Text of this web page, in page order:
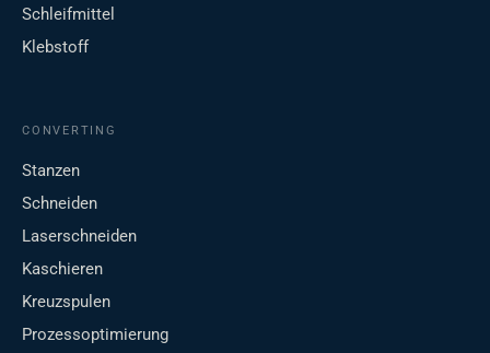
Schleifmittel
Klebstoff
CONVERTING
Stanzen
Schneiden
Laserschneiden
Kaschieren
Kreuzspulen
Prozessoptimierung